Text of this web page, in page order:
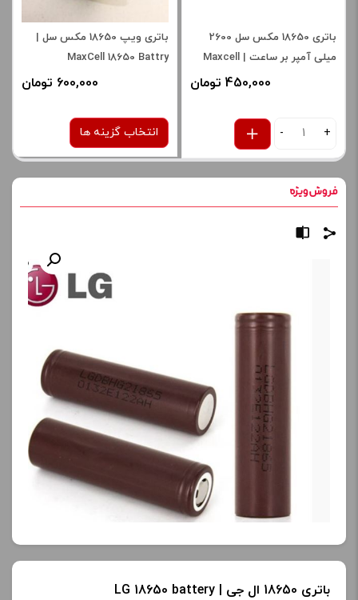
باتری 18650 مکس سل 2600
میلی آمپر بر ساعت | Maxcell
450,000 تومان
- +
باتری ویپ 18650 مکس سل |
MaxCell 18650 Battry
600,000 تومان
انتخاب گزینه ها
صاف
برای فعال شدن سبد خرید و
محصول را از کادر بالا انتخاب
کنید.
آخرین بروزرسانی
تمامی قیمت ها بروز
هستند.
- +
باتری 18650 ال جی | LG 18650 battery